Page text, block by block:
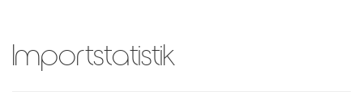
Importstatistik